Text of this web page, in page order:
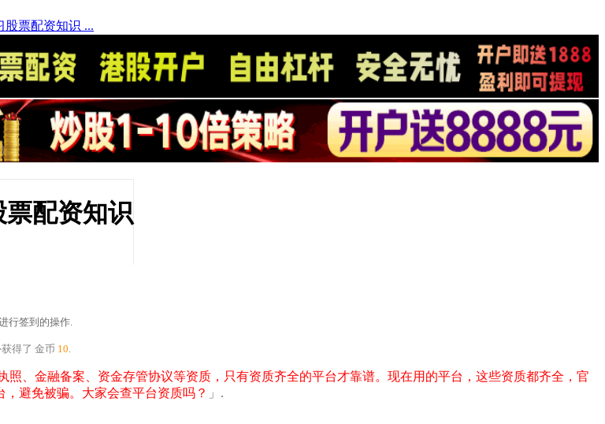
股票配资知识 ...
票配资知识
行签到的操作.
得了 金币 10
、金融备案、资金存管协议等资质，只有资质齐全的平台才靠谱。现在用的平台，这些资质都齐全，官
避免被骗。大家会查平台资质吗？ 」.